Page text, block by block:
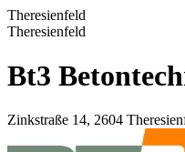
Theresienfeld
Theresienfeld
Bt3
Zinkstraße 14, 2604